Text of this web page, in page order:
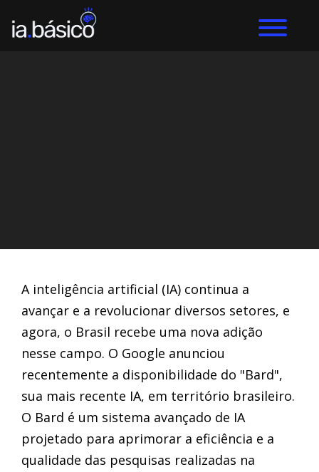
A inteligência artificial (IA) continua a
avançar e a revolucionar diversos setores, e
agora, o Brasil recebe uma nova adição
nesse campo. O Google anunciou
recentemente a disponibilidade do "Bard",
sua mais recente IA, em território brasileiro.
O Bard é um sistema avançado de IA
projetado para aprimorar a eficiência e a
qualidade das pesquisas realizadas na